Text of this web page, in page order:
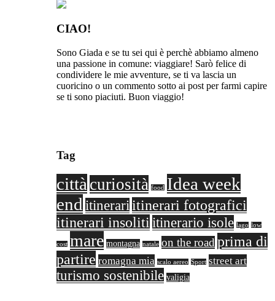
CIAO!
Sono Giada e se tu sei qui è perchè abbiamo almeno
una passione in comune: viaggiare! Sarò felice di
condividere le mie avventure, se ti va lascia un
cuoricino o un commento sotto ai post per farmi capire
se ti sono piaciuti. Buon viaggio!
Tag
città curiosità food
Idea week
end itinerari itinerari fotografici
itinerari insoliti itinerario isole lago low
cost mare montagna natale on the road prima di
partire romagna mia scalo aereo Sport street art
turismo sostenibile valigia